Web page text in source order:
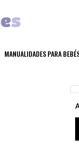
MANUALIDADES PARA